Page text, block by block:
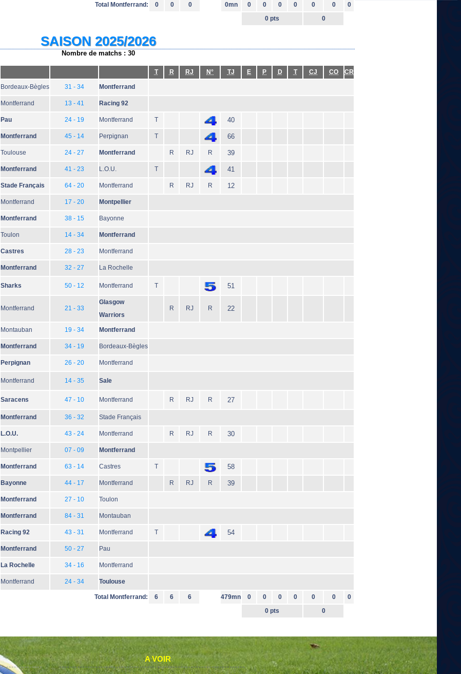
Total Montferrand:
0 0 0 0mn 0 0 0 0 0 0
0
0 pts
0
SAISON 2025/2026
Nombre de matchs : 30
T R RJ N° TJ E P D T CJ CO CR
Bordeaux-Bègles 31 - 34 Montferrand
Montferrand 13 - 41 Racing 92
Pau 24 - 19 Montferrand T 40
Montferrand 45 - 14 Perpignan T 66
Toulouse 24 - 27 Montferrand R RJ R 39
Montferrand 41 - 23 L.O.U. T 41
Stade Français 64 - 20 Montferrand R RJ R 12
Montferrand 17 - 20 Montpellier
Montferrand 38 - 15 Bayonne
Toulon 14 - 34 Montferrand
Castres 28 - 23 Montferrand
Montferrand 32 - 27 La Rochelle
Sharks 50 - 12 Montferrand T 51
Montferrand 21 - 33
Glasgow
Warriors
R RJ R 22
Montauban 19 - 34 Montferrand
Montferrand 34 - 19 Bordeaux-Bègles
Perpignan 26 - 20 Montferrand
Montferrand 14 - 35 Sale
Saracens 47 - 10 Montferrand R RJ R 27
Montferrand 36 - 32 Stade Français
L.O.U. 43 - 24 Montferrand R RJ R 30
Montpellier 07 - 09 Montferrand
Montferrand 63 - 14 Castres T 58
Bayonne 44 - 17 Montferrand R RJ R 39
Montferrand 27 - 10 Toulon
Montferrand 84 - 31 Montauban
Racing 92 43 - 31 Montferrand T 54
Montferrand 50 - 27 Pau
La Rochelle 34 - 16 Montferrand
Montferrand 24 - 34 Toulouse
Total Montferrand: 6 6 6 479mn 0 0 0 0 0 0
0
0 pts
0
A VOIR